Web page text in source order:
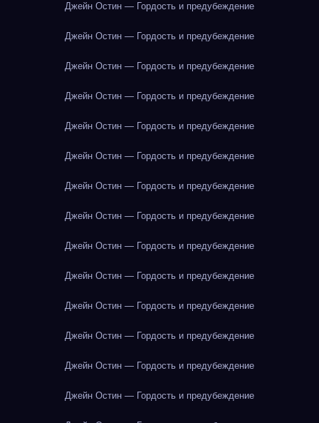
Джейн Остин — Гордость и предубеждение
Джейн Остин — Гордость и предубеждение
Джейн Остин — Гордость и предубеждение
Джейн Остин — Гордость и предубеждение
Джейн Остин — Гордость и предубеждение
Джейн Остин — Гордость и предубеждение
Джейн Остин — Гордость и предубеждение
Джейн Остин — Гордость и предубеждение
Джейн Остин — Гордость и предубеждение
Джейн Остин — Гордость и предубеждение
Джейн Остин — Гордость и предубеждение
Джейн Остин — Гордость и предубеждение
Джейн Остин — Гордость и предубеждение
Джейн Остин — Гордость и предубеждение